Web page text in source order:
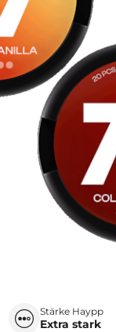
Stärke Haypp
Extra stark